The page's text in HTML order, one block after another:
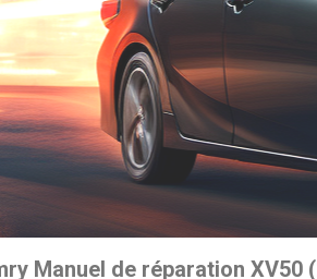
Manuel de réparation